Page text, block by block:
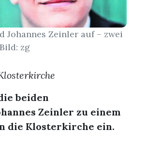
Zeinler auf – zwei
zg
beiden
Zeinler zu einem
die Klosterkirche ein.